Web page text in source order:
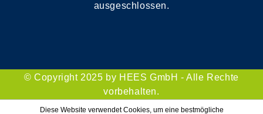
ausgeschlossen.
© Copyright 2025 by HEES GmbH - Alle Rechte
vorbehalten.
Diese Website verwendet Cookies, um eine bestmögliche